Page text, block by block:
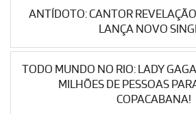
ANTÍDOTO: CANTOR
LANÇA NOVO
TODO MUNDO NO RIO: LADY
MILHÕES DE PESSOAS
COPACABANA!